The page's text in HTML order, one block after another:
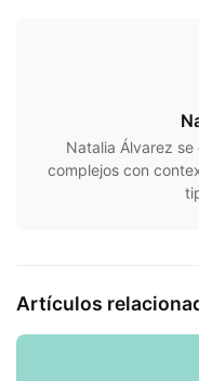
Natalia Álvarez
complejos con
Artículos